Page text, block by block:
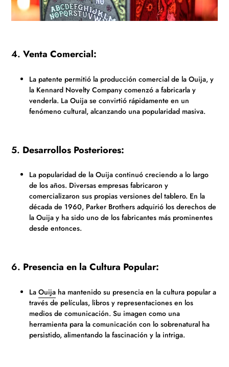
4. Venta Comercial:
La patente permitió la producción comercial de la Ouija, y
la Kennard Novelty Company comenzó a fabricarla y
venderla. La Ouija se convirtió rápidamente en un
fenómeno cultural, alcanzando una popularidad masiva.
5. Desarrollos Posteriores:
La popularidad de la Ouija continuó creciendo a lo largo
de los años. Diversas empresas fabricaron y
comercializaron sus propias versiones del tablero. En la
década de 1960, Parker Brothers adquirió los derechos de
la Ouija y ha sido uno de los fabricantes más prominentes
desde entonces.
6. Presencia en la Cultura Popular:
La Ouija ha mantenido su presencia en la cultura popular a
través de películas, libros y representaciones en los
medios de comunicación. Su imagen como una
herramienta para la comunicación con lo sobrenatural ha
persistido, alimentando la fascinación y la intriga.